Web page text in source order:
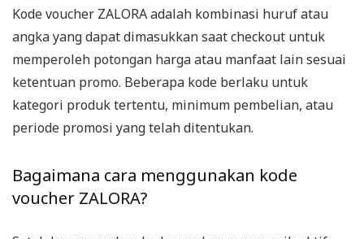
Kode voucher ZALORA adalah kombinasi huruf atau
angka yang dapat dimasukkan saat checkout untuk
memperoleh potongan harga atau manfaat lain sesuai
ketentuan promo. Beberapa kode berlaku untuk
kategori produk tertentu, minimum pembelian, atau
periode promosi yang telah ditentukan.
Bagaimana cara menggunakan kode
voucher ZALORA?